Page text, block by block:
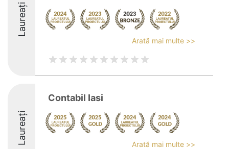
Laureați
Arată mai multe >>
Laureați
Contabil Iasi
Arată mai multe >>